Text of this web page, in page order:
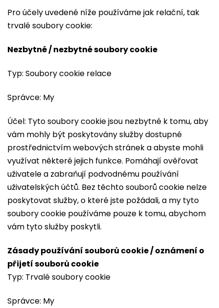
Pro účely uvedené níže používáme jak relační, tak
trvalé soubory cookie:
Nezbytné / nezbytné soubory cookie
Typ: Soubory cookie relace
Správce: My
Účel: Tyto soubory cookie jsou nezbytné k tomu, aby
vám mohly být poskytovány služby dostupné
prostřednictvím webových stránek a abyste mohli
využívat některé jejich funkce. Pomáhají ověřovat
uživatele a zabraňují podvodnému používání
uživatelských účtů. Bez těchto souborů cookie nelze
poskytovat služby, o které jste požádali, a my tyto
soubory cookie používáme pouze k tomu, abychom
vám tyto služby poskytli.
Zásady používání souborů cookie / oznámení o
přijetí souborů cookie
Typ: Trvalé soubory cookie
Správce: My